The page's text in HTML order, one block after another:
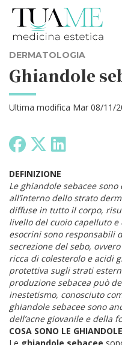
DERMATOLOGIA
Ghiandole
Ultima modifica Mar 08/11/
DEFINIZIONE
Le ghiandole sebacee
all’interno dello strato
diffuse in tutto il corpo,
livello del cuoio capelluto
esocrini sono responsabili
secrezione del sebo,
ricca di colesterolo e acidi
protettiva sugli strati
produzione sebacea può
inestetismo, conosciuto
ghiandole sebacee sono
dell’acne giovanile e della
COSA SONO LE